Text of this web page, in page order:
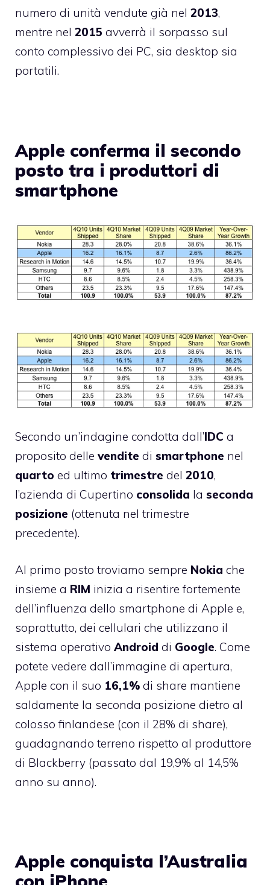
numero di unità vendute già nel 2013,
mentre nel 2015 avverrà il sorpasso sul
conto complessivo dei PC, sia desktop sia
portatili.
Apple conferma il secondo
posto tra i produttori di
smartphone
Secondo un’indagine condotta dall’IDC a
proposito delle vendite di smartphone nel
quarto ed ultimo trimestre del 2010,
l’azienda di Cupertino consolida la seconda
posizione (ottenuta nel trimestre
precedente).
Al primo posto troviamo sempre Nokia che
insieme a RIM inizia a risentire fortemente
dell’influenza dello smartphone di Apple e,
soprattutto, dei cellulari che utilizzano il
sistema operativo Android di Google. Come
potete vedere dall’immagine di apertura,
Apple con il suo 16,1% di share mantiene
saldamente la seconda posizione dietro al
colosso finlandese (con il 28% di share),
guadagnando terreno rispetto al produttore
di Blackberry (passato dal 19,9% al 14,5%
anno su anno).
Apple conquista l’Australia